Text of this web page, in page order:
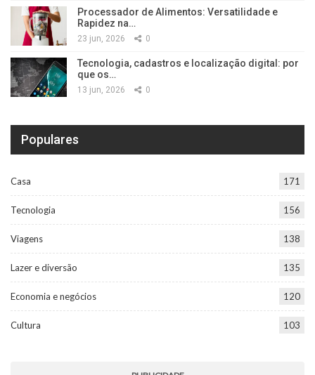
Processador de Alimentos: Versatilidade e
Rapidez na…
23 jun, 2026 0
Tecnologia, cadastros e localização digital: por
que os…
13 jun, 2026 0
Populares
Casa 171
Tecnologia 156
Viagens 138
Lazer e diversão 135
Economia e negócios 120
Cultura 103